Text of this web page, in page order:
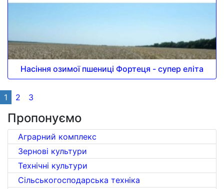
Насіння озимої пшениці Фортеця - супер еліта
1 2 3
Пропонуємо
Аграрний комплекс
Зернові культури
Технічні культури
Сільськогосподарська техніка